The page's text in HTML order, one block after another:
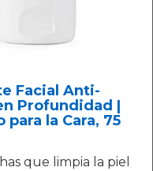
Facial Anti-
Profundidad |
la Cara, 75
que limpia la piel